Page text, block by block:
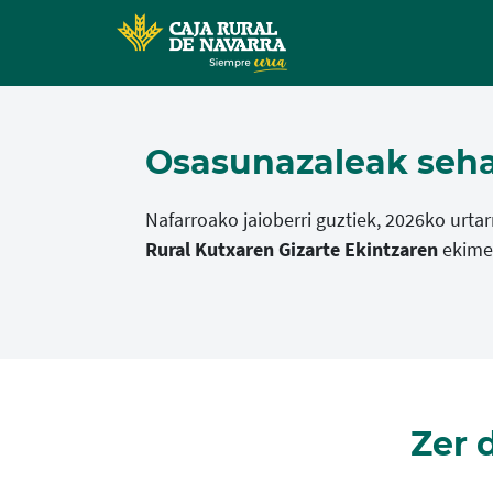
Osasunazaleak
Nafarroako jaioberri guztiek, 2026ko
Rural Kutxaren Gizarte Ekintzaren
Zer